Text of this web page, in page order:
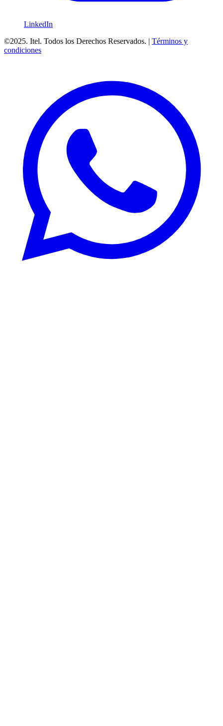
LinkedIn
©2025. Itel. Todos los Derechos Reservados. | Términos y
condiciones